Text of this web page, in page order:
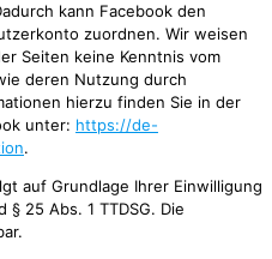
kann Facebook den
zuordnen. Wir weisen
Seiten keine Kenntnis vom
deren Nutzung durch
hierzu finden Sie in der
unter: https://de-
.
auf Grundlage Ihrer Einwilligung
§ 25 Abs. 1 TTDSG. Die